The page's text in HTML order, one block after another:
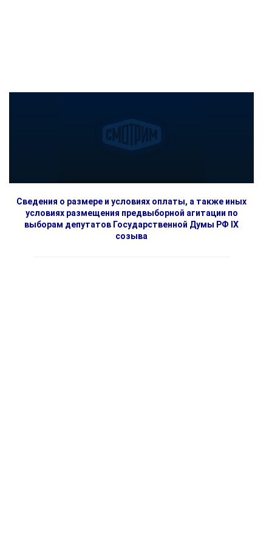
Сведения о размере и условиях оплаты, а также иных
условиях размещения предвыборной агитации по
выборам депутатов Государственной Думы РФ IX
созыва